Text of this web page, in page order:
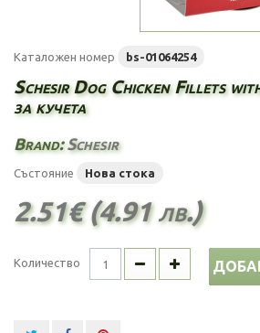
Каталожен номер bs-01064254
Schesir Dog Chicken Fillets
за кучета
Brand:Schesir
Състояние Нова стока
2.51€ (4.91 лв.)
Количество